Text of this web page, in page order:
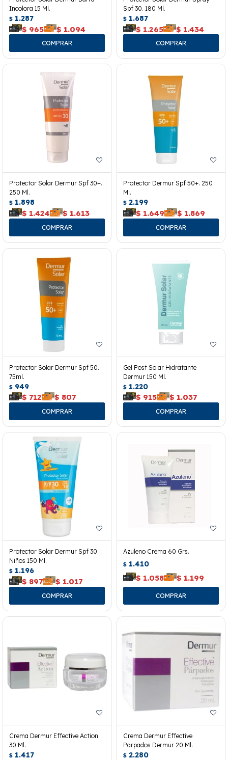
Incolora 15 Ml.
$ 1.287
$ 965 $ 1.094
Spf 30. 180 Ml.
$ 1.687
$ 1.265 $ 1.434
Protector Solar Dermur Spf 30+.
250 Ml.
$ 1.898
$ 1.424 $ 1.613
Protector Dermur Spf 50+. 250
Ml.
$ 2.199
$ 1.649 $ 1.869
Protector Solar Dermur Spf 50.
75ml.
$ 949
$ 712 $ 807
Gel Post Solar Hidratante
Dermur 150 Ml.
$ 1.220
$ 915 $ 1.037
Protector Solar Dermur Spf 30.
Niños 150 Ml.
$ 1.196
$ 897 $ 1.017
Azuleno Crema 60 Grs.
$ 1.410
$ 1.058 $ 1.199
Crema Dermur Effective Action
30 Ml.
$ 1.417
Crema Dermur Effective
Parpados Dermur 20 Ml.
$ 2.280